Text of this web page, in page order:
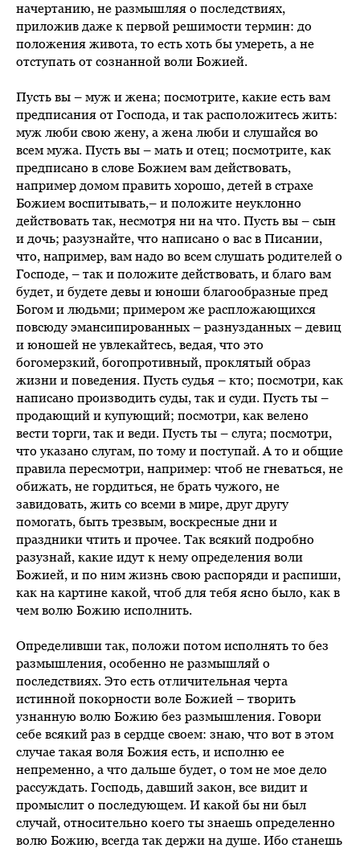
начертанию, не размышляя о последствиях,
приложив даже к первой решимости термин: до
положения живота, то есть хоть бы умереть, а не
отступать от сознанной воли Божией.
Пусть вы – муж и жена; посмотрите, какие есть вам
предписания от Господа, и так расположитесь жить:
муж люби свою жену, а жена люби и слушайся во
всем мужа. Пусть вы – мать и отец; посмотрите, как
предписано в слове Божием вам действовать,
например домом править хорошо, детей в страхе
Божием воспитывать,– и положите неуклонно
действовать так, несмотря ни на что. Пусть вы – сын
и дочь; разузнайте, что написано о вас в Писании,
что, например, вам надо во всем слушать родителей о
Господе, – так и положите действовать, и благо вам
будет, и будете девы и юноши благообразные пред
Богом и людьми; примером же распложающихся
повсюду эмансипированных – разнузданных – девиц
и юношей не увлекайтесь, ведая, что это
богомерзкий, богопротивный, проклятый образ
жизни и поведения. Пусть судья – кто; посмотри, как
написано производить суды, так и суди. Пусть ты –
продающий и купующий; посмотри, как велено
вести торги, так и веди. Пусть ты – слуга; посмотри,
что указано слугам, по тому и поступай. А то и общие
правила пересмотри, например: чтоб не гневаться, не
обижать, не гордиться, не брать чужого, не
завидовать, жить со всеми в мире, друг другу
помогать, быть трезвым, воскресные дни и
праздники чтить и прочее. Так всякий подробно
разузнай, какие идут к нему определения воли
Божией, и по ним жизнь свою распоряди и распиши,
как на картине какой, чтоб для тебя ясно было, как в
чем волю Божию исполнить.
Определивши так, положи потом исполнять то без
размышления, особенно не размышляй о
последствиях. Это есть отличительная черта
истинной покорности воле Божией – творить
узнанную волю Божию без размышления. Говори
себе всякий раз в сердце своем: знаю, что вот в этом
случае такая воля Божия есть, и исполню ее
непременно, а что дальше будет, о том не мое дело
рассуждать. Господь, давший закон, все видит и
промыслит о последующем. И какой бы ни был
случай, относительно коего ты знаешь определенно
волю Божию, всегда так держи на душе. Ибо станешь